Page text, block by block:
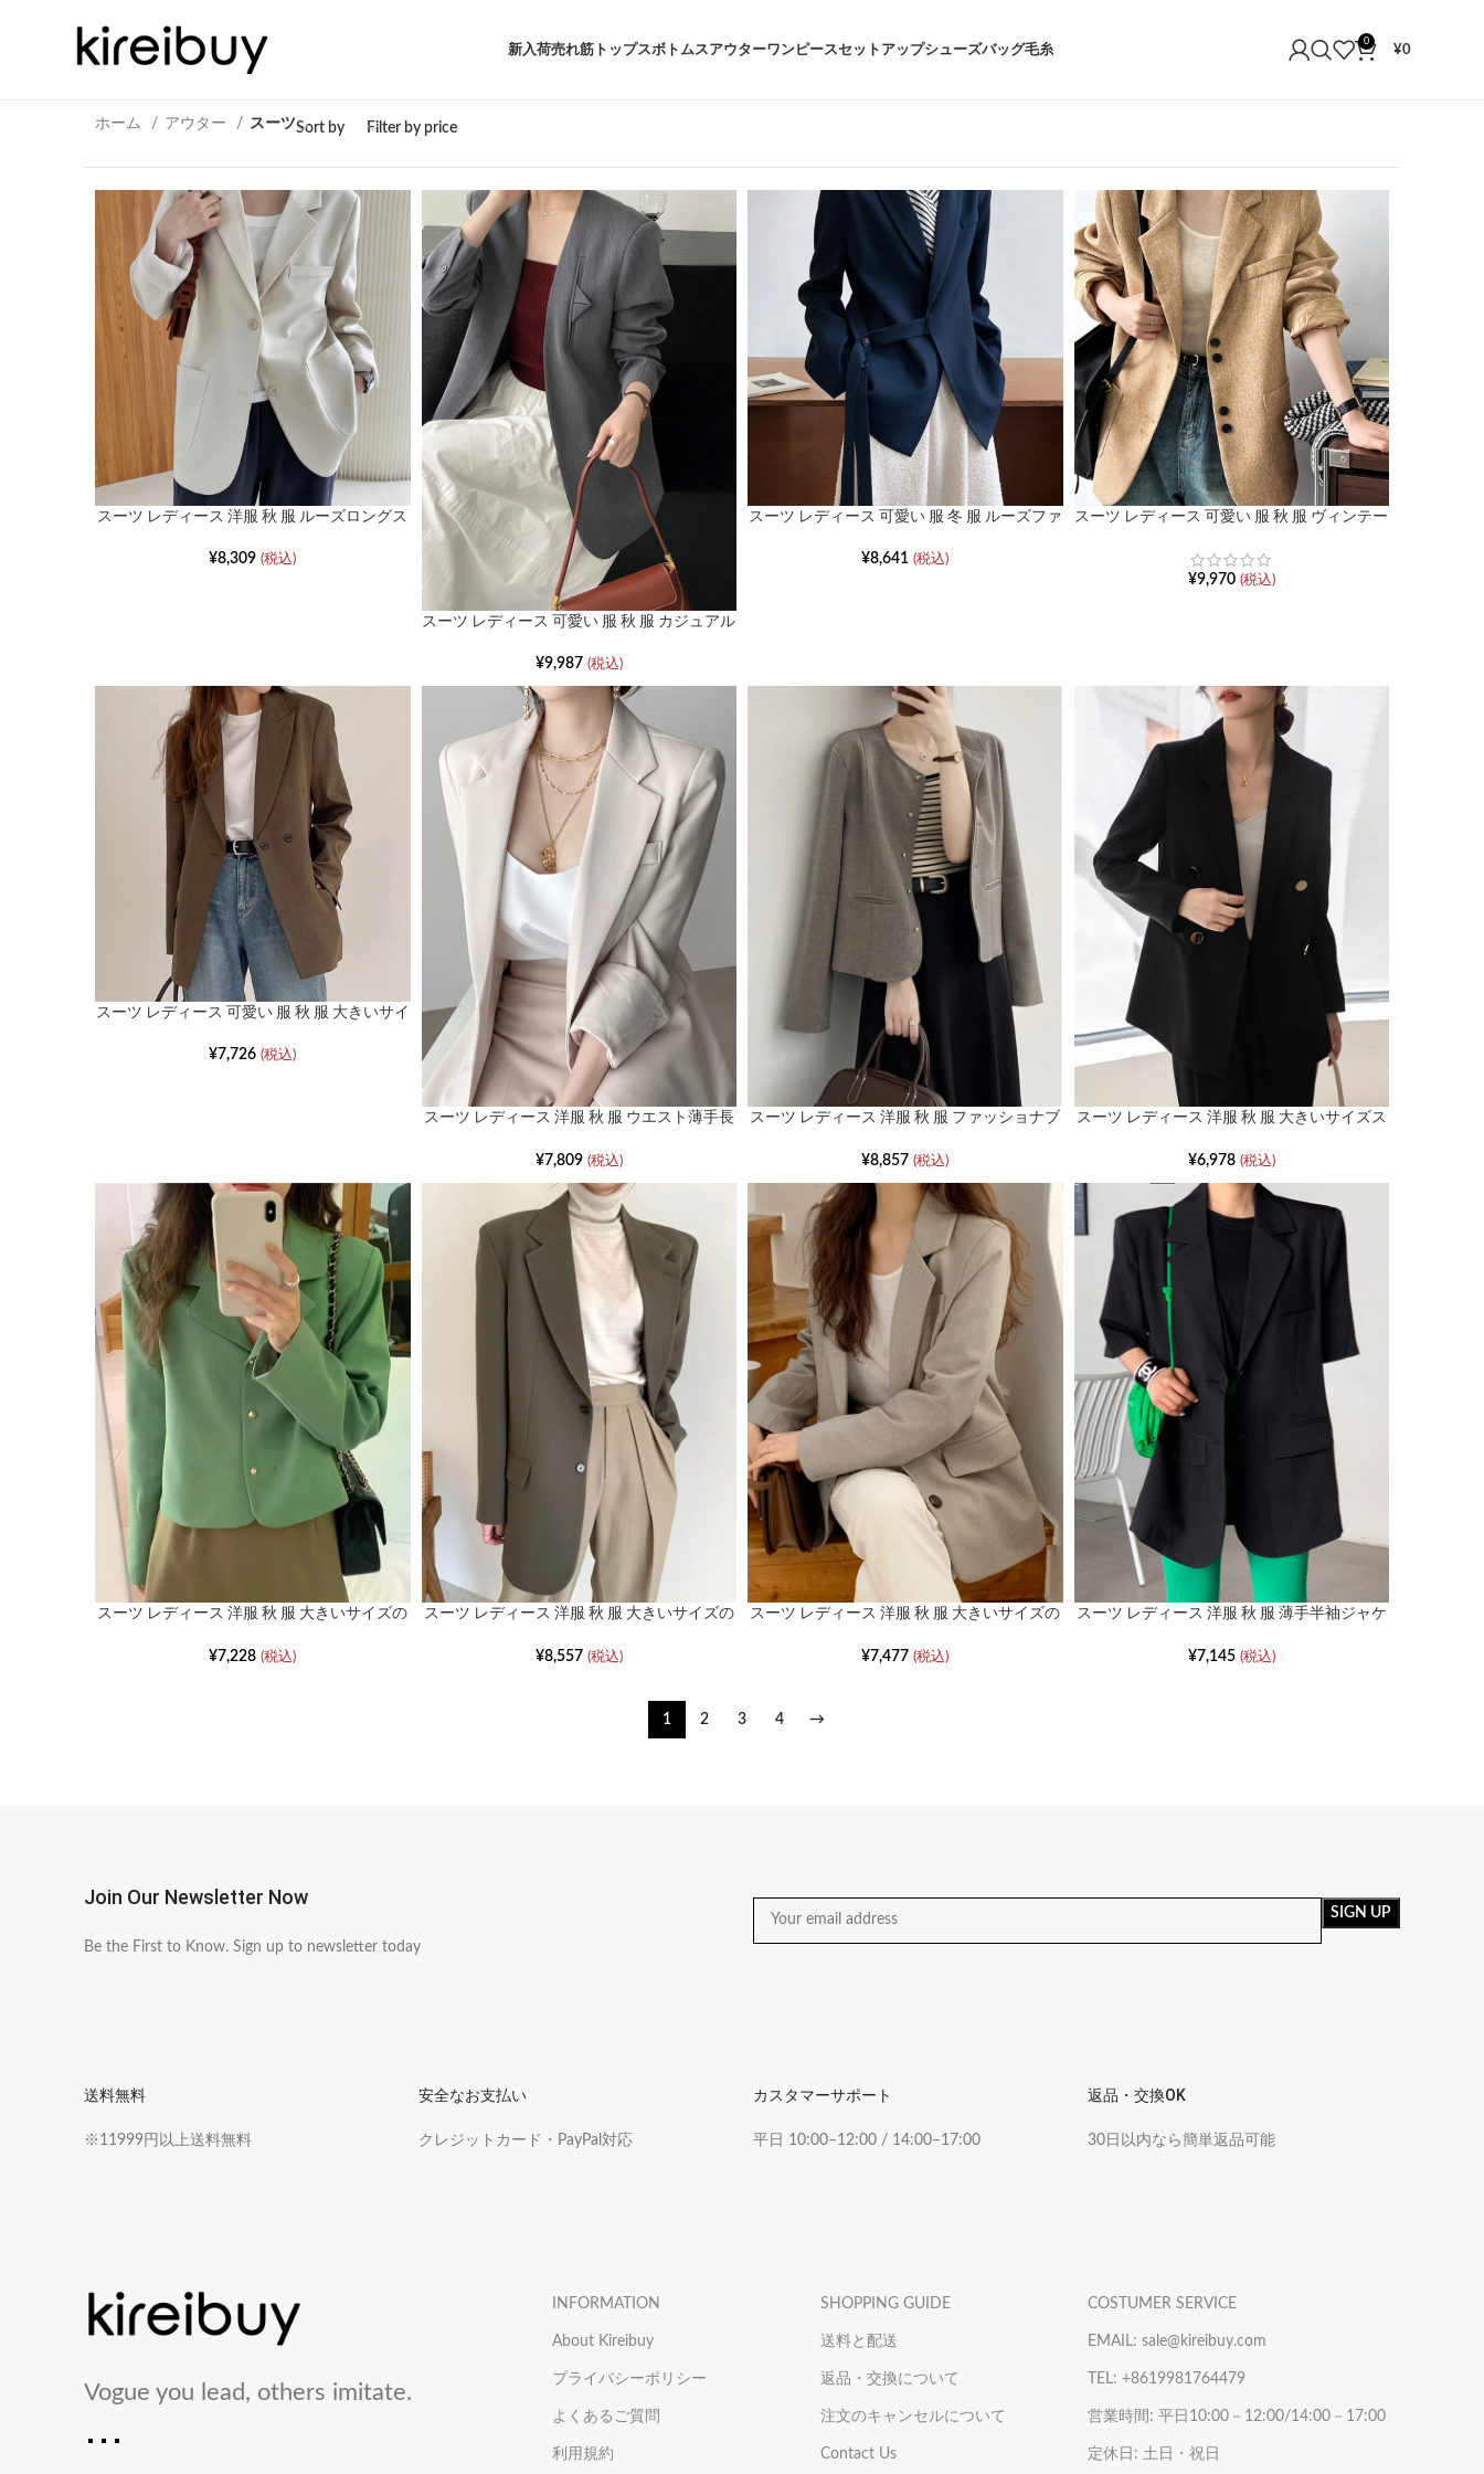
新入荷売れ筋トップスボトムスアウターワンピースセットアップシューズバッグ毛糸
0
¥0
ホーム アウター スーツSort by Filter by price
スーツ レディース 洋服 秋 服 ルーズロングス
¥8,309 (税込)
スーツ レディース 可愛い 服 秋 服 カジュアル
¥9,987 (税込)
スーツ レディース 可愛い 服 冬 服 ルーズファ
¥8,641 (税込)
スーツ レディース 可愛い 服 秋 服 ヴィンテー
¥9,970 (税込)
スーツ レディース 可愛い 服 秋 服 大きいサイ
¥7,726 (税込)
スーツ レディース 洋服 秋 服 ウエスト薄手長
¥7,809 (税込)
スーツ レディース 洋服 秋 服 ファッショナブ
¥8,857 (税込)
スーツ レディース 洋服 秋 服 大きいサイズス
¥6,978 (税込)
スーツ レディース 洋服 秋 服 大きいサイズの
¥7,228 (税込)
スーツ レディース 洋服 秋 服 大きいサイズの
¥8,557 (税込)
スーツ レディース 洋服 秋 服 大きいサイズの
¥7,477 (税込)
スーツ レディース 洋服 秋 服 薄手半袖ジャケ
¥7,145 (税込)
1 2 3 4 →
Join Our Newsletter Now
Be the First to Know. Sign up to newsletter today
送料無料
※11999円以上送料無料
安全なお支払い
クレジットカード・PayPal対応
カスタマーサポート
平日 10:00–12:00 / 14:00–17:00
返品・交換OK
30日以内なら簡単返品可能
Vogue you lead, others imitate.
INFORMATION
About Kireibuy
プライバシーポリシー
よくあるご質問
利用規約
SHOPPING GUIDE
送料と配送
返品・交換について
注文のキャンセルについて
Contact Us
COSTUMER SERVICE
EMAIL: sale@kireibuy.com
TEL: +8619981764479
営業時間: 平日10:00－12:00/14:00－17:00
定休日: 土日・祝日